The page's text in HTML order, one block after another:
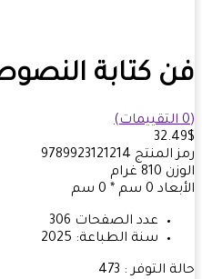
كتابة النصوص
المنتج9789923121214
810 غرام
0 سم * 0 سم
عدد الصفحات 306
سنة الطباعة: 2025
التوفر : 473